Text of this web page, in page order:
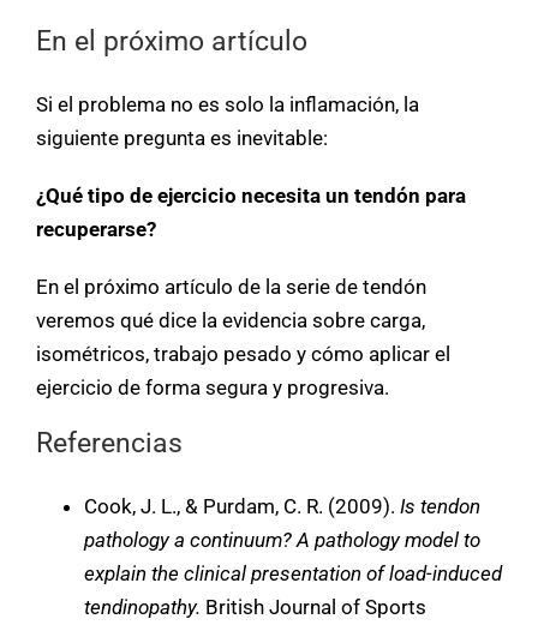
En el próximo artículo
Si el problema no es solo la inflamación, la
siguiente pregunta es inevitable:
¿Qué tipo de ejercicio necesita un tendón para
recuperarse?
En el próximo artículo de la serie de tendón
veremos qué dice la evidencia sobre carga,
isométricos, trabajo pesado y cómo aplicar el
ejercicio de forma segura y progresiva.
Referencias
Cook, J. L., & Purdam, C. R. (2009). Is tendon
pathology a continuum? A pathology model to
explain the clinical presentation of load-induced
tendinopathy. British Journal of Sports